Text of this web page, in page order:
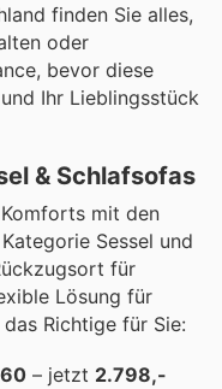
finden Sie alles,
oder
bevor diese
Ihr Lieblingsstück
& Schlafsofas
mit den
Sessel und
für
Lösung für
Richtige für Sie:
– jetzt 2.798,-